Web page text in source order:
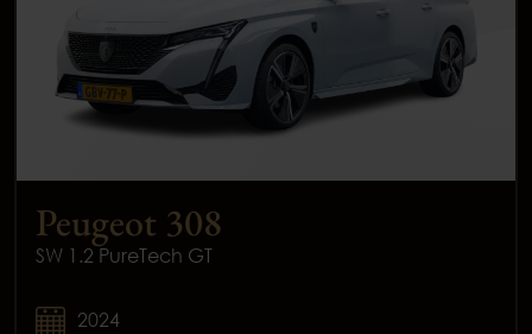
Peugeot 308
SW 1.2 PureTech GT
2024